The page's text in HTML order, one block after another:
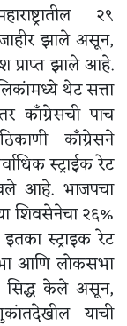
२९
झाले असून,
प्राप्त झाले आहे.
थेट सत्ता
काँग्रेसची पाच
काँग्रेसने
स्ट्राईक रेट
आहे. भाजपचा
शिवसेनेचा २६%
स्ट्राइक रेट
आणि लोकसभा
सिद्ध केले असून,
याची